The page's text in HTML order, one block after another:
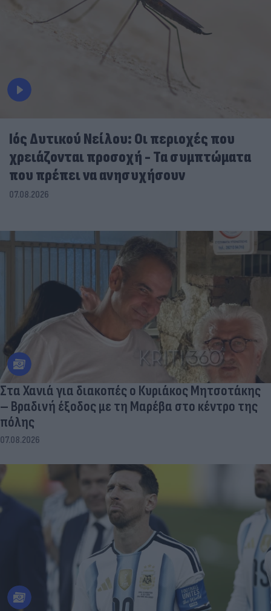
Ιός Δυτικού Νείλου: Οι περιοχές που
χρειάζονται προσοχή - Τα συμπτώματα
που πρέπει να ανησυχήσουν
07.08.2026
Στα Χανιά για διακοπές ο Κυριάκος Μητσοτάκης
– Βραδινή έξοδος με τη Μαρέβα στο κέντρο της
πόλης
07.08.2026